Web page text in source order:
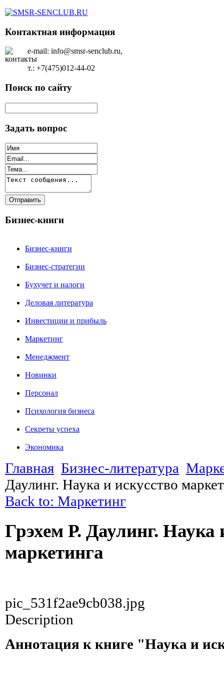
Контактная информация
e-mail: info@smsr-senclub.ru,
т.: +7(475)012-44-02
Поиск по сайту
Задать вопрос
Бизнес-книги
Бизнес-книги
Бизнес-стратегии
Бухучет и налоги
Деловая литература
Инвестиции и прибыль
Маркетинг
Менеджмент
Новинки
Персонал
Психология бизнеса
Секреты успеха
Экономика
Главная Бизнес-литература
Даулинг. Наука и искусство
Back to: Маркетинг
Грэхем Р. Даулинг. Наука
маркетинга
pic_531f2ae9cb038.jpg
Description
Аннотация к книге "Наука и